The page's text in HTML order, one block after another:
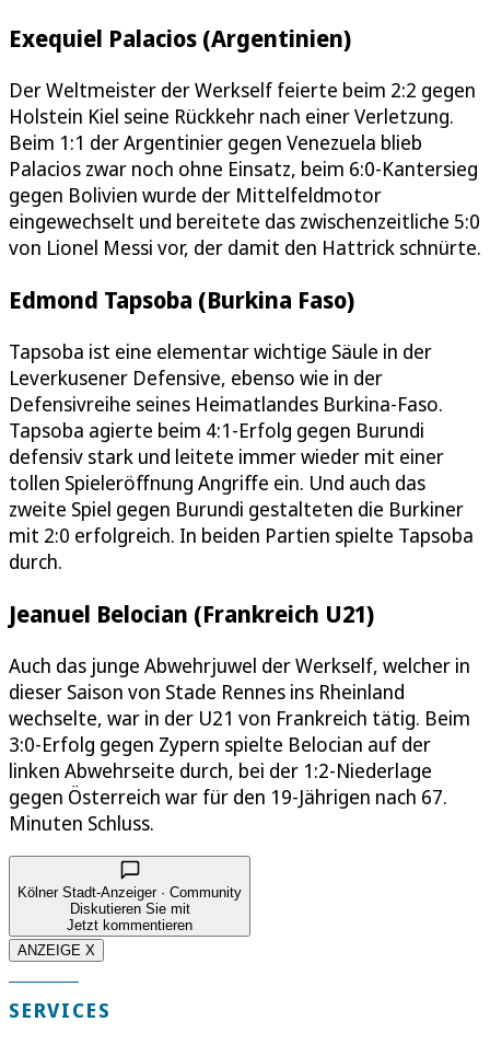
Exequiel Palacios (Argentinien)
Der Weltmeister der Werkself feierte beim 2:2 gegen
Holstein Kiel seine Rückkehr nach einer Verletzung.
Beim 1:1 der Argentinier gegen Venezuela blieb
Palacios zwar noch ohne Einsatz, beim 6:0-Kantersieg
gegen Bolivien wurde der Mittelfeldmotor
eingewechselt und bereitete das zwischenzeitliche 5:0
von Lionel Messi vor, der damit den Hattrick schnürte.
Edmond Tapsoba (Burkina Faso)
Tapsoba ist eine elementar wichtige Säule in der
Leverkusener Defensive, ebenso wie in der
Defensivreihe seines Heimatlandes Burkina-Faso.
Tapsoba agierte beim 4:1-Erfolg gegen Burundi
defensiv stark und leitete immer wieder mit einer
tollen Spieleröffnung Angriffe ein. Und auch das
zweite Spiel gegen Burundi gestalteten die Burkiner
mit 2:0 erfolgreich. In beiden Partien spielte Tapsoba
durch.
Jeanuel Belocian (Frankreich U21)
Auch das junge Abwehrjuwel der Werkself, welcher in
dieser Saison von Stade Rennes ins Rheinland
wechselte, war in der U21 von Frankreich tätig. Beim
3:0-Erfolg gegen Zypern spielte Belocian auf der
linken Abwehrseite durch, bei der 1:2-Niederlage
gegen Österreich war für den 19-Jährigen nach 67.
Minuten Schluss.
Kölner Stadt-Anzeiger · Community
Diskutieren Sie mit
Jetzt kommentieren
ANZEIGE X
SERVICES